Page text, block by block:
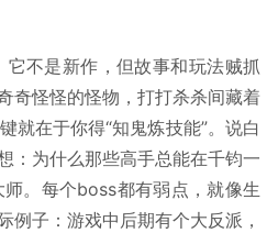
不是新作，但故事和玩法贼抓
奇怪怪的怪物，打打杀杀间藏着
就在于你得“知鬼炼技能”。说白
：为什么那些高手总能在千钧一
。每个boss都有弱点，就像生
子：游戏中后期有个大反派，